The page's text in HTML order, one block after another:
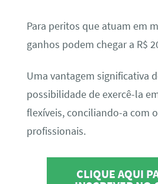
Para peritos que atuam em
ganhos podem chegar a R$
Uma vantagem significativa
possibilidade de exercê-la
flexíveis, conciliando-a com
profissionais.
CLIQUE AQUI